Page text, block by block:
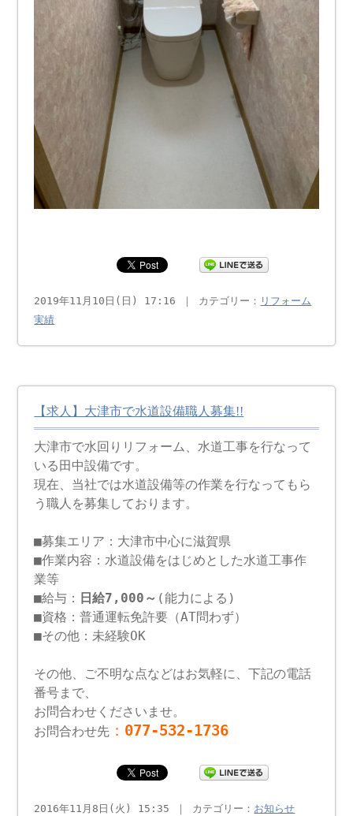
2019年11月10日(日) 17:16 ｜ カテゴリー： リフォーム
実績
【求人】大津市で水道設備職人募集!!
大津市で水回りリフォーム、水道工事を行なって
いる田中設備です。
現在、当社では水道設備等の作業を行なってもら
う職人を募集しております。
■募集エリア：大津市中心に滋賀県
■作業内容：水道設備をはじめとした水道工事作
業等
■給与： 日給7,000～ (能力による)
■資格：普通運転免許要（AT問わず）
■その他：未経験OK
その他、ご不明な点などはお気軽に、下記の電話
番号まで、
お問合わせくださいませ。
お問合わせ先 ： 077-532-1736
2016年11月8日(火) 15:35 ｜ カテゴリー： お知らせ